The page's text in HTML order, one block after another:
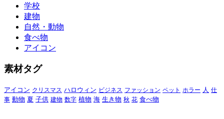
学校
建物
自然・動物
食べ物
アイコン
素材タグ
アイコン クリスマス ハロウィン ビジネス ファッション ペット ホラー 人 仕
事 動物 夏 子供 建物 数字 植物 海 生き物 秋 花 食べ物